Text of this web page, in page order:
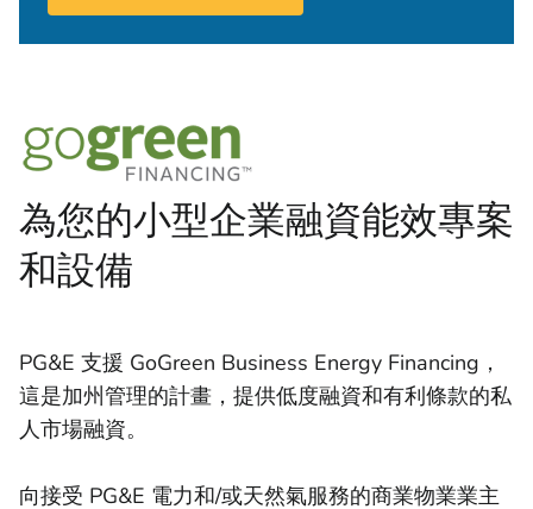
為您的小型企業融資能效專案
和設備
PG&E 支援 GoGreen Business Energy Financing，
這是加州管理的計畫，提供低度融資和有利條款的私
人市場融資。
向接受 PG&E 電力和/或天然氣服務的商業物業業主